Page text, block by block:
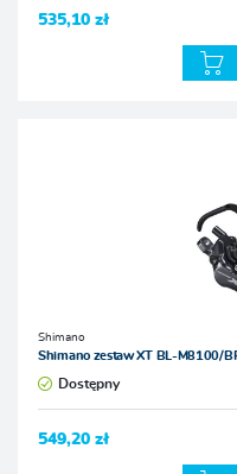
535,10 zł
Shimano
Shimano zestaw XT BL-M8100/
Dostępny
549,20 zł